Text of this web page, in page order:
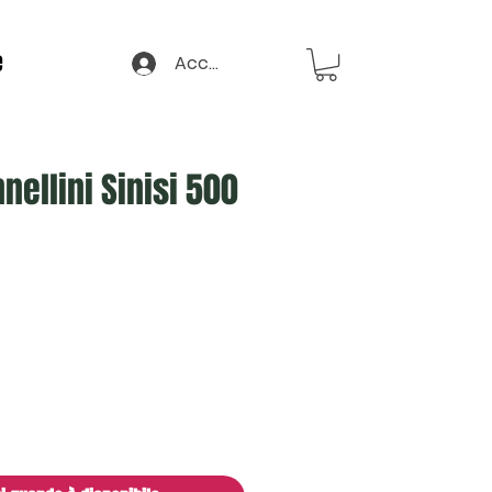
Accedi
Sinisi 500